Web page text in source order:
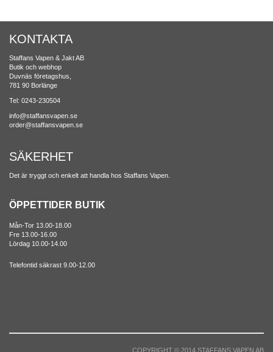
KONTAKTA
Staffans Vapen & Jakt AB
Butik och webhop
Duvnäs företagshus,
781 90 Borlänge
Tel: 0243-230504
info@staffansvapen.se
order@staffansvapen.se
SÄKERHET
Det är tryggt och enkelt att handla hos Staffans Vapen.
ÖPPETTIDER BUTIK
Mån-Tor 13.00-18.00
Fre 13.00-16.00
Lördag 10.00-14.00
Telefontid säkrast 9.00-12.00
COPYRIGHT © 2014 STAFFANS VAPEN AB